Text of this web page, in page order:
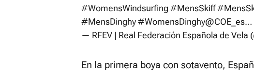
#WomensWindsurfing #MensSkiff
#MensDinghy#WomensDinghy@COE_es…
— RFEV | Real Federación Española de Vela
En la primera boya con sotavento,